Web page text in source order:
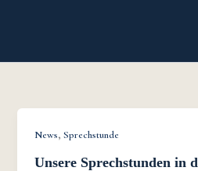
News,Sprechstunde
Unsere Sprechstunden in